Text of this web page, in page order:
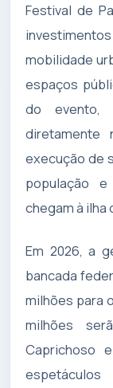
Festival de
mobilidade
espaços
do evento,
diretamente
execução de
população
chegam à
Em 2026, a
bancada
milhões para
milhões
Caprichoso